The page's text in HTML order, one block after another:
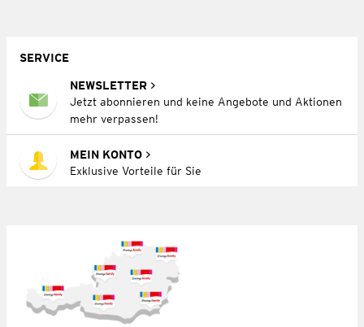
SERVICE
NEWSLETTER
Jetzt abonnieren und keine Angebote und Aktionen
mehr verpassen!
MEIN KONTO
Exklusive Vorteile für Sie